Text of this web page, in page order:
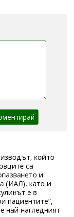
който
са
и
(ИАЛ), като и
е в
пациентите“,
най-нагледният